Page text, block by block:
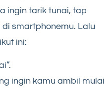
ingin tarik tunai, tap
smartphonemu. Lalu
ini:
ingin kamu ambil mulai